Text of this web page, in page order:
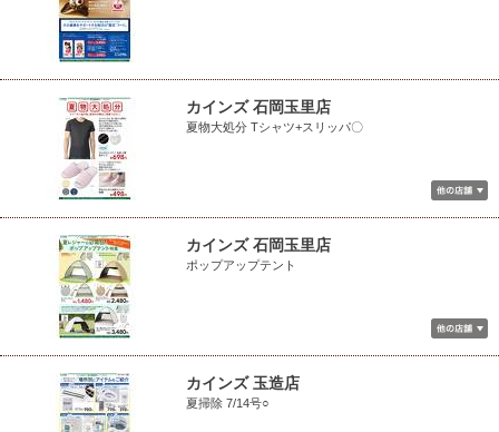
カインズ 石岡玉里店
夏物大処分 Tシャツ+スリッパ〇
カインズ 石岡玉里店
ポップアップテント
カインズ 玉造店
夏掃除 7/14号○